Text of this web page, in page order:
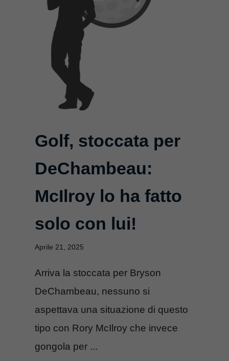
Golf, stoccata per
DeChambeau:
McIlroy lo ha fatto
solo con lui!
Aprile 21, 2025
Arriva la stoccata per Bryson
DeChambeau, nessuno si
aspettava una situazione di questo
tipo con Rory McIlroy che invece
gongola per ...